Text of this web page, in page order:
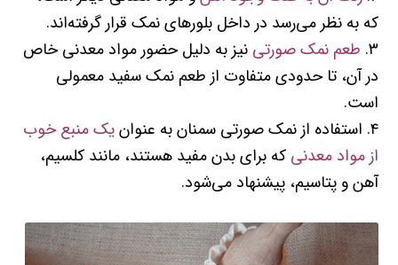
که به نظر می‌رسد در داخل بلورهای نمک قرار گرفته‌اند.
۳. طعم نمک صورتی نیز به دلیل حضور مواد معدنی خاص
در آن، تا حدودی متفاوت از طعم نمک سفید معمولی
است.
۴. استفاده از نمک صورتی سمنان به عنوان
یک منبع خوب
از مواد معدنی که برای بدن مفید هستند، مانند کلسیم،
آهن و پتاسیم، پیشنهاد می‌شود.